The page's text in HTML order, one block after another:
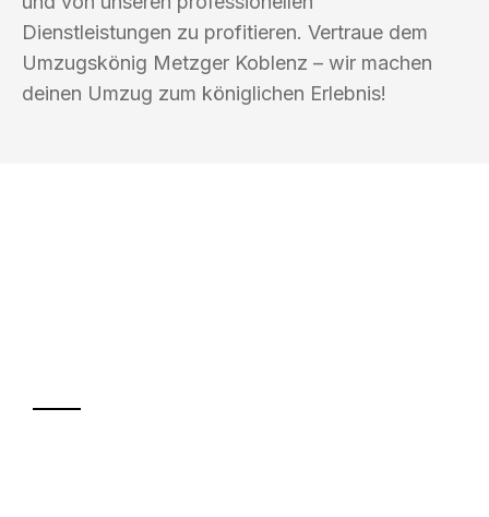
Dienstleistungen zu profitieren. Vertraue dem
Umzugskönig Metzger Koblenz – wir machen
deinen Umzug zum königlichen Erlebnis!